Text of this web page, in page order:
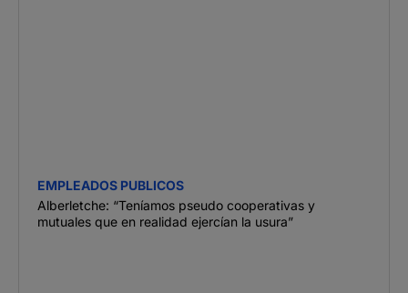
EMPLEADOS PUBLICOS
Alberletche: “Teníamos pseudo cooperativas y
mutuales que en realidad ejercían la usura”